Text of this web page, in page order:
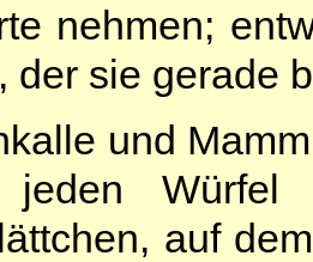
nehmen;
der sie gerade
und
Würfel
auf